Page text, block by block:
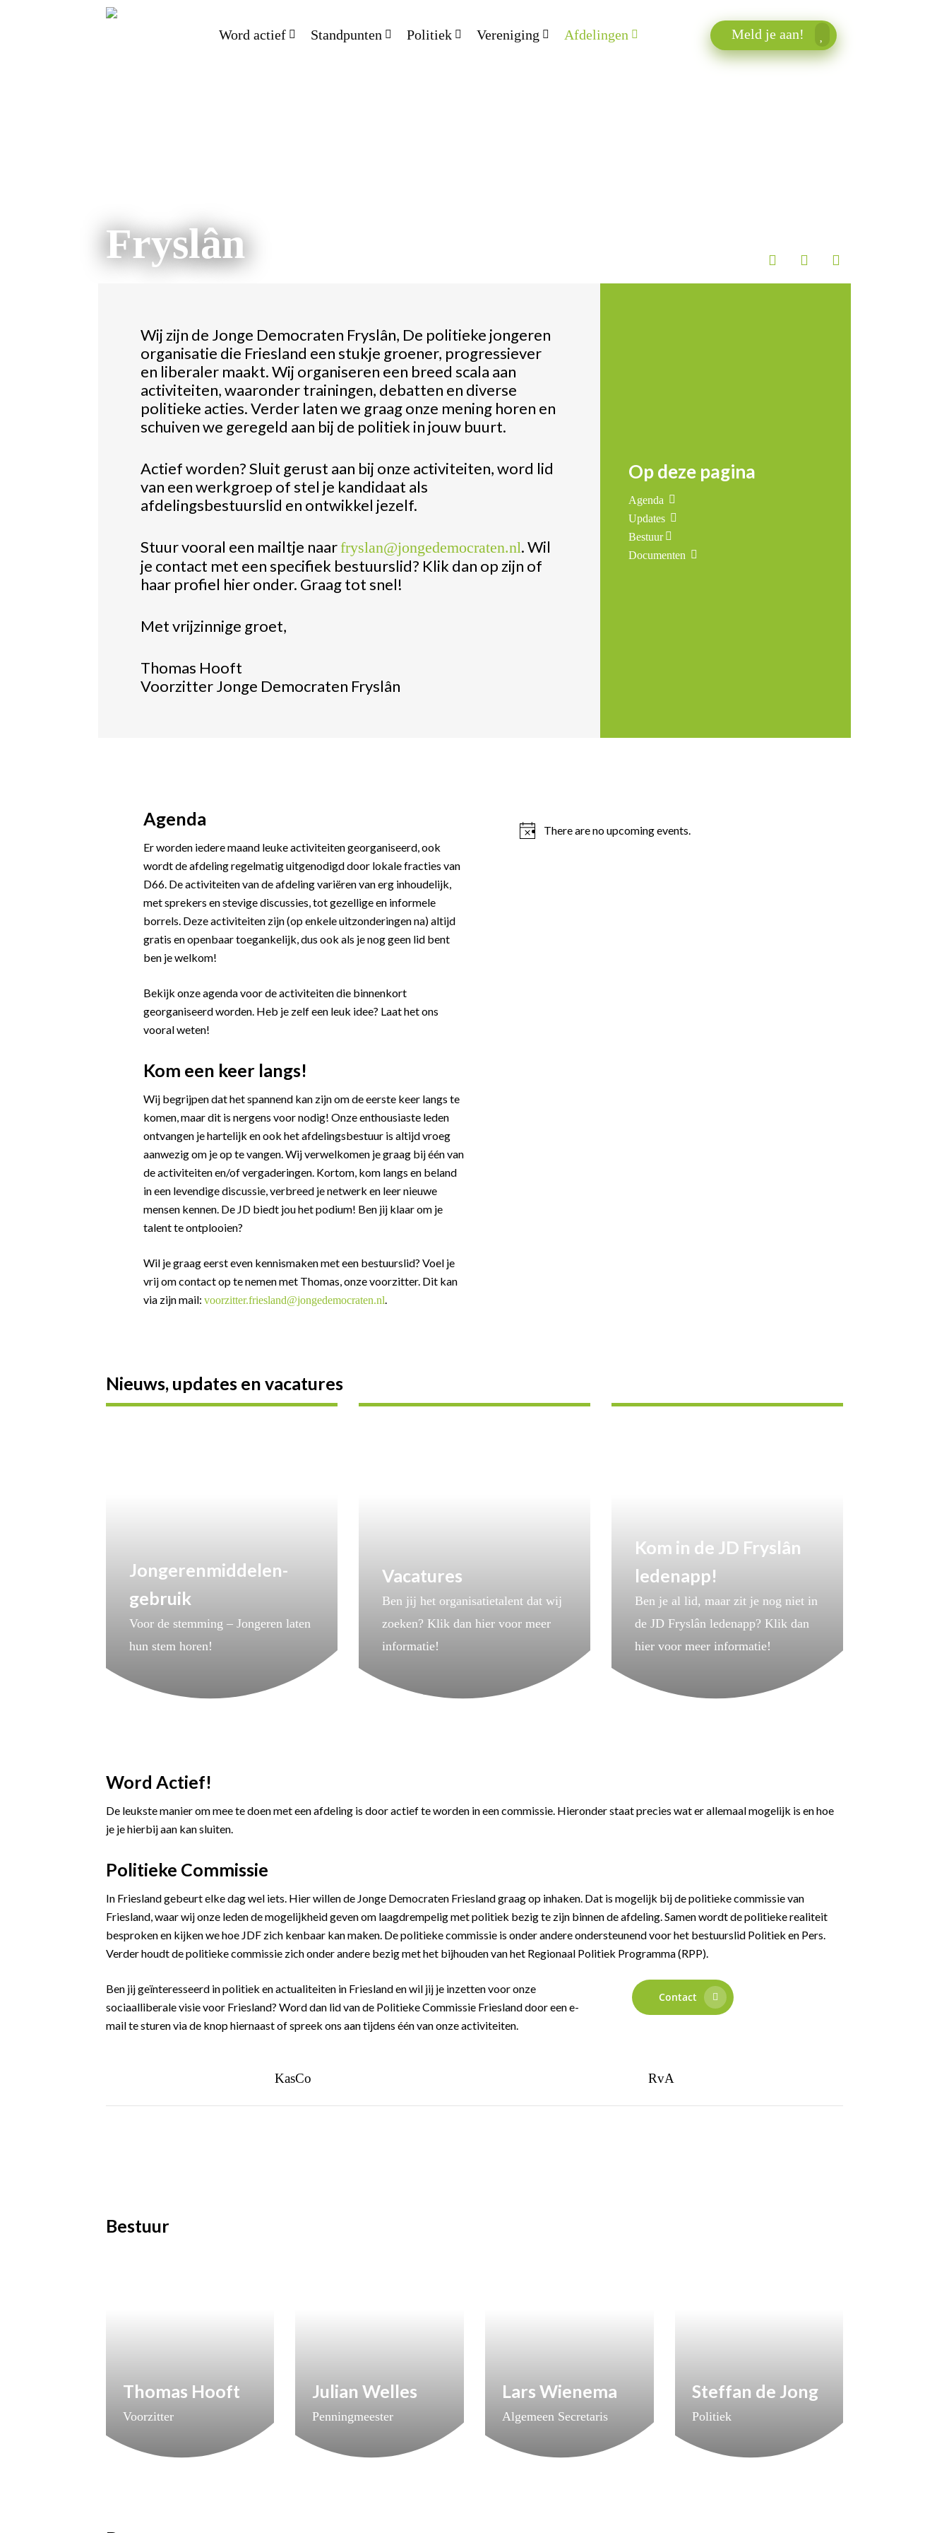
Word actief Standpunten Politiek Vereniging Afdelingen Meld je aan!
Fryslân
Wij zijn de Jonge Democraten Fryslân, De politieke jongeren
organisatie die Friesland een stukje groener, progressiever
en liberaler maakt. Wij organiseren een breed scala aan
activiteiten, waaronder trainingen, debatten en diverse
politieke acties. Verder laten we graag onze mening horen en
schuiven we geregeld aan bij de politiek in jouw buurt.
Actief worden? Sluit gerust aan bij onze activiteiten, word lid
van een werkgroep of stel je kandidaat als
afdelingsbestuurslid en ontwikkel jezelf.
Stuur vooral een mailtje naarfryslan@jongedemocraten.nl. Wil
je contact met een specifiek bestuurslid? Klik dan op zijn of
haar profiel hier onder. Graag tot snel!
Met vrijzinnige groet,
Thomas Hooft
Voorzitter Jonge Democraten Fryslân
Op deze pagina
Agenda
Updates
Bestuur
Documenten
Agenda
Er worden iedere maand leuke activiteiten georganiseerd, ook
wordt de afdeling regelmatig uitgenodigd door lokale fracties van
D66. De activiteiten van de afdeling variëren van erg inhoudelijk,
met sprekers en stevige discussies, tot gezellige en informele
borrels. Deze activiteiten zijn (op enkele uitzonderingen na) altijd
gratis en openbaar toegankelijk, dus ook als je nog geen lid bent
ben je welkom!
Bekijk onze agenda voor de activiteiten die binnenkort
georganiseerd worden. Heb je zelf een leuk idee? Laat het ons
vooral weten!
Kom een keer langs!
Wij begrijpen dat het spannend kan zijn om de eerste keer langs te
komen, maar dit is nergens voor nodig! Onze enthousiaste leden
ontvangen je hartelijk en ook het afdelingsbestuur is altijd vroeg
aanwezig om je op te vangen. Wij verwelkomen je graag bij één van
de activiteiten en/of vergaderingen. Kortom, kom langs en beland
in een levendige discussie, verbreed je netwerk en leer nieuwe
mensen kennen. De JD biedt jou het podium! Ben jij klaar om je
talent te ontplooien?
Wil je graag eerst even kennismaken met een bestuurslid? Voel je
vrij om contact op te nemen met Thomas, onze voorzitter. Dit kan
via zijn mail: voorzitter.friesland@jongedemocraten.nl.
There are no upcoming events.
Nieuws, updates en vacatures
Jongerenmiddelen-
gebruik
Voor de stemming – Jongeren laten
hun stem horen!
Vacatures
Ben jij het organisatietalent dat wij
zoeken? Klik dan hier voor meer
informatie!
Kom in de JD Fryslân
ledenapp!
Ben je al lid, maar zit je nog niet in
de JD Fryslân ledenapp? Klik dan
hier voor meer informatie!
Word Actief!
De leukste manier om mee te doen met een afdeling is door actief te worden in een commissie. Hieronder staat precies wat er allemaal mogelijk is en hoe
je je hierbij aan kan sluiten.
Politieke Commissie
In Friesland gebeurt elke dag wel iets. Hier willen de Jonge Democraten Friesland graag op inhaken. Dat is mogelijk bij de politieke commissie van
Friesland, waar wij onze leden de mogelijkheid geven om laagdrempelig met politiek bezig te zijn binnen de afdeling. Samen wordt de politieke realiteit
besproken en kijken we hoe JDF zich kenbaar kan maken. De politieke commissie is onder andere ondersteunend voor het bestuurslid Politiek en Pers.
Verder houdt de politieke commissie zich onder andere bezig met het bijhouden van het Regionaal Politiek Programma (RPP).
Ben jij geïnteresseerd in politiek en actualiteiten in Friesland en wil jij je inzetten voor onze
sociaalliberale visie voor Friesland? Word dan lid van de Politieke Commissie Friesland door een e-
mail te sturen via de knop hiernaast of spreek ons aan tijdens één van onze activiteiten.
Contact
KasCo RvA
Bestuur
Thomas Hooft
Voorzitter
Julian Welles
Penningmeester
Lars Wienema
Algemeen Secretaris
Steffan de Jong
Politiek